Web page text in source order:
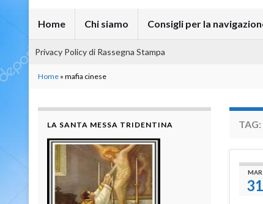
Home Chi siamo Consigli per la
Privacy Policy di Rassegna Stampa
Home » mafia cinese
TAG:
MAR
31
LA SANTA MESSA TRIDENTINA